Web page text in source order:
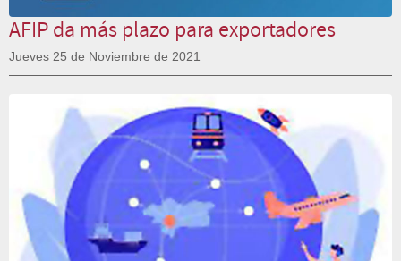
AFIP da más plazo para exportadores
Jueves 25 de Noviembre de 2021